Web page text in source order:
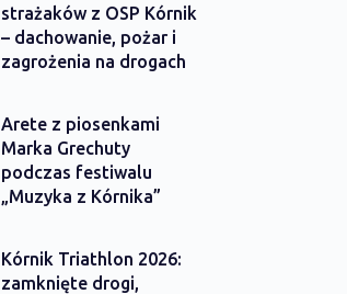
strażaków z OSP Kórnik
– dachowanie, pożar i
zagrożenia na drogach
Arete z piosenkami
Marka Grechuty
podczas festiwalu
„Muzyka z Kórnika”
Kórnik Triathlon 2026:
zamknięte drogi,